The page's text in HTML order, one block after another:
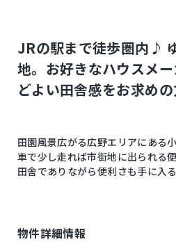
JRの駅まで徒歩圏内♪
地。お好きなハウスメ
どよい田舎感をお求めの
田園風景広がる広野エリアにある
車で少し走れば市街地に出られる便
田舎でありながら便利さも手に入
物件詳細情報